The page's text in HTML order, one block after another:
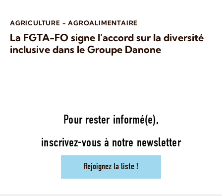
AGRICULTURE - AGROALIMENTAIRE
La FGTA-FO signe l’accord sur la diversité
inclusive dans le Groupe Danone
Pour rester informé(e),
inscrivez-vous à notre newsletter
Rejoignez la liste !